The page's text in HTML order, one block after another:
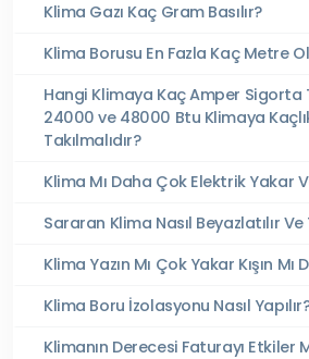
Klima Gazı Kaç Gram Basılır?
Klima Borusu En Fazla Kaç Metre
Hangi Klimaya Kaç Amper Sigorta
24000 ve 48000 Btu Klimaya
Takılmalıdır?
Klima Mı Daha Çok Elektrik Yakar
Sararan Klima Nasıl Beyazlatılır
Klima Yazın Mı Çok Yakar Kışın
Klima Boru İzolasyonu Nasıl
Klimanın Derecesi Faturayı Etkiler